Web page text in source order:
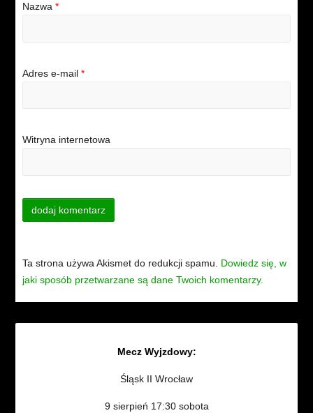
Nazwa *
Adres e-mail *
Witryna internetowa
Ta strona używa Akismet do redukcji spamu. Dowiedz się, w
jaki sposób przetwarzane są dane Twoich komentarzy.
Mecz Wyjzdowy:
Śląsk II Wrocław
9 sierpień 17:30 sobota